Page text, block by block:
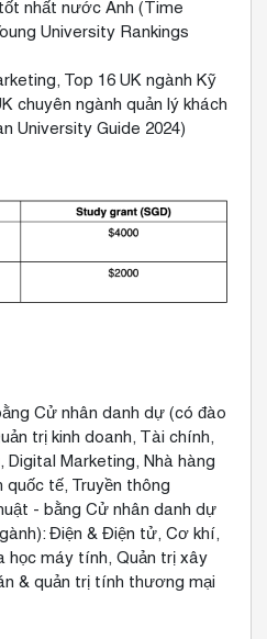
nhất nước Anh (Time
University Rankings
Top 16 UK ngành Kỹ
chuyên ngành quản lý khách
University Guide 2024)
Cử nhân danh dự (có đào
trị kinh doanh, Tài chính,
Digital Marketing, Nhà hàng
quốc tế, Truyền thông
- bằng Cử nhân danh dự
Điện & Điện tử, Cơ khí,
học máy tính, Quản trị xây
& quản trị tính thương mại